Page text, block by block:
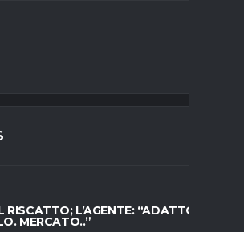
RISCATTO; L’AGENTE: “ADATTO AL
MERCATO..”